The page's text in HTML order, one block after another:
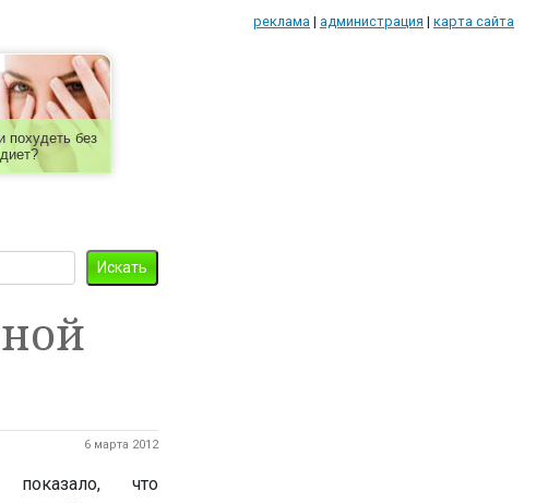
реклама | администрация | карта сайта
похудеть без
диет?
6 марта 2012
показало, что